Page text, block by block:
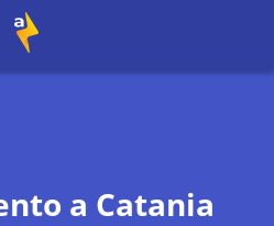
a Catania